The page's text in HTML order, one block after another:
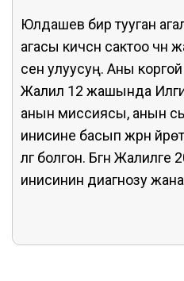
Юлдашев бир тууган
агасы кичүүсүн сактоо
сен улуусуң. Аны
Жалил 12 жашында
анын миссиясы, анын
инисине басып жүрүүнү
үлгү болгон. Бүгүн
инисинин диагнозу